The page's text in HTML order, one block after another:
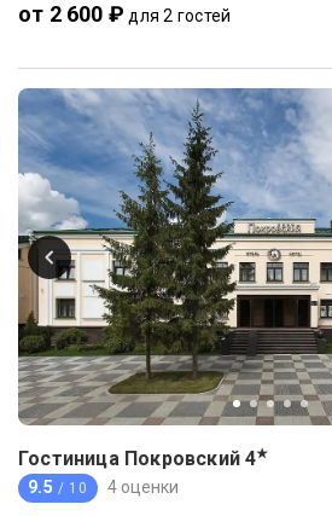
от 2 600 ₽ для 2 гостей
Гостиница Покровский 4★
9.5 / 10 4 оценки